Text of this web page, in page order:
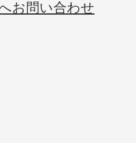
お問い合わせ